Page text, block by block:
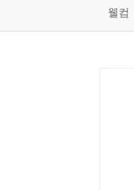
웰컴